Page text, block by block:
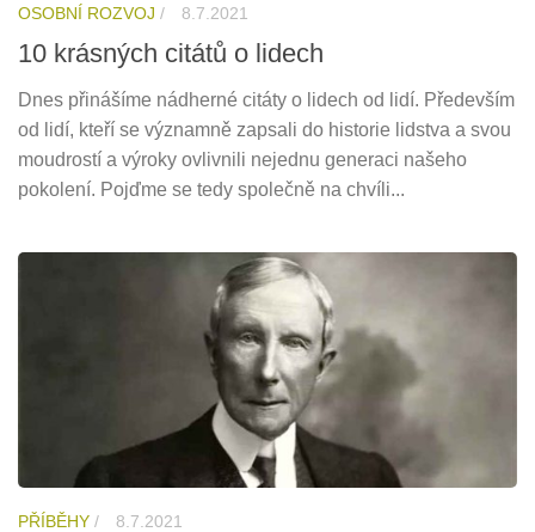
OSOBNÍ ROZVOJ / 8.7.2021
10 krásných citátů o lidech
Dnes přinášíme nádherné citáty o lidech od lidí. Především
od lidí, kteří se významně zapsali do historie lidstva a svou
moudrostí a výroky ovlivnili nejednu generaci našeho
pokolení. Pojďme se tedy společně na chvíli...
PŘÍBĚHY / 8.7.2021